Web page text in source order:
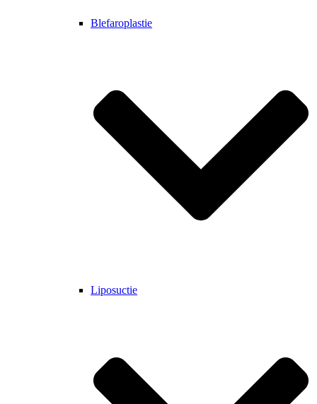
Blefaroplastie
Liposuctie